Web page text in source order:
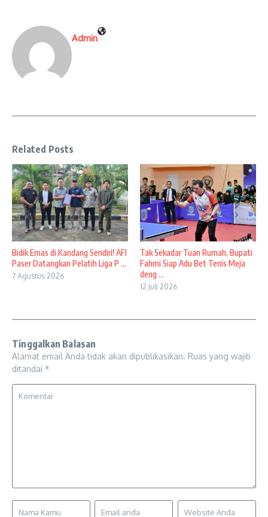
Admin
Related Posts
Bidik Emas di Kandang Sendiri! AFI
Paser Datangkan Pelatih Liga P ...
7 Agustus 2026
Tak Sekadar Tuan Rumah, Bupati
Fahmi Siap Adu Bet Tenis Meja
deng ...
12 Juli 2026
Tinggalkan Balasan
Alamat email Anda tidak akan dipublikasikan. Ruas yang wajib
ditandai *